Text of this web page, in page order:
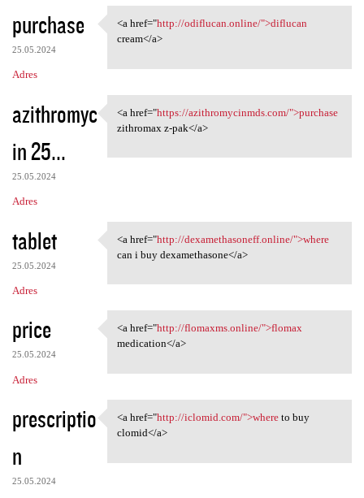
purchase
25.05.2024
Adres
<a href="http://odiflucan
<a href="http://odiflucan.online/">diflucan
cream</a>
azithromyc
in 25...
25.05.2024
Adres
<a href="https:/
<a href="https://azithromycinmds.com/">purchase
zithromax z-pak</a>
tablet
25.05.2024
Adres
<a href="http:/
<a href="http://dexamethasoneff.online/">where
can i buy dexamethasone</a>
price
25.05.2024
Adres
<a href="http://flomaxms
<a href="http://flomaxms.online/">flomax
medication</a>
prescriptio
n
25.05.2024
<a href="http://iclomid.com/"
<a href="http://iclomid.com/">whereto buy
clomid</a>